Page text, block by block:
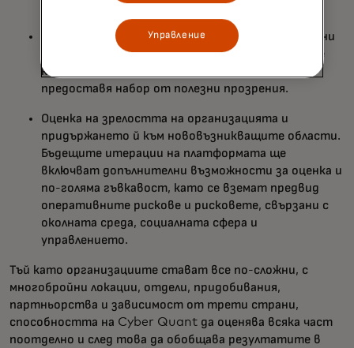
27001, Cloud Security Alliance CAIQ и CRI.
Управление на различни ръчни и автоматизирани
данни (технологични интеграции в допълнение
към данни от въпросници) и в замяна на това
предоставя набор от полезни прозрения.
Оценка на зрелостта на организацията и
придържането й към нововъзникващите области.
Бъдещите итерации на платформата ще
включват допълнителни възможности за оценка и
по-голяма гъвкавост, като се вземат предвид
оперативните рискове и рисковете, свързани с
околната среда, социалната сфера и
управлението.
Тъй като организациите стават все по-сложни, с
многобройни локации, отдели, придобивания,
партньорства и зависимост от трети страни,
способността на Cyber Quant да оценява всяка част
поотделно и след това да обобщава резултатите в
Управление